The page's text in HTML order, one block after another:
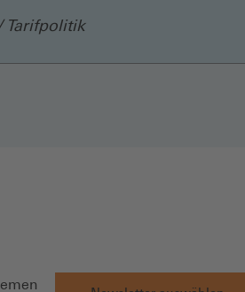
Tarifpolitik